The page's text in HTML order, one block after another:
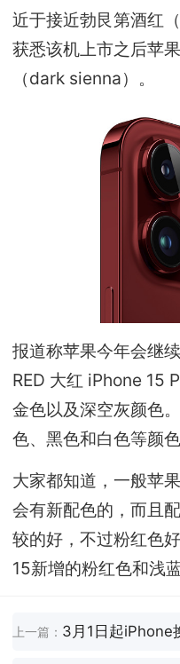
近于接近勃艮第酒红
获悉该机上市之后苹
（dark sienna）。
报道称苹果今年会继
RED 大红 iPhone 15
金色以及深空灰颜色
色、黑色和白色等颜
大家都知道，一般苹
会有新配色的，而且
较的好，不过粉红色
15新增的粉红色和浅
上一篇： 3月1日起iPhone换